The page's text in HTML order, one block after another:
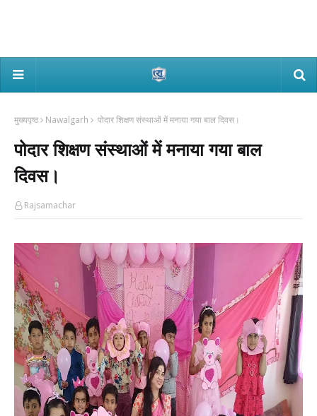
मुख्यपृष्ठ Nawalgarh पोदार शिक्षण संस्थाओं में मनाया गया बाल दिवस।
पोदार शिक्षण संस्थाओं में मनाया गया बाल
दिवस।
Rajsamachar